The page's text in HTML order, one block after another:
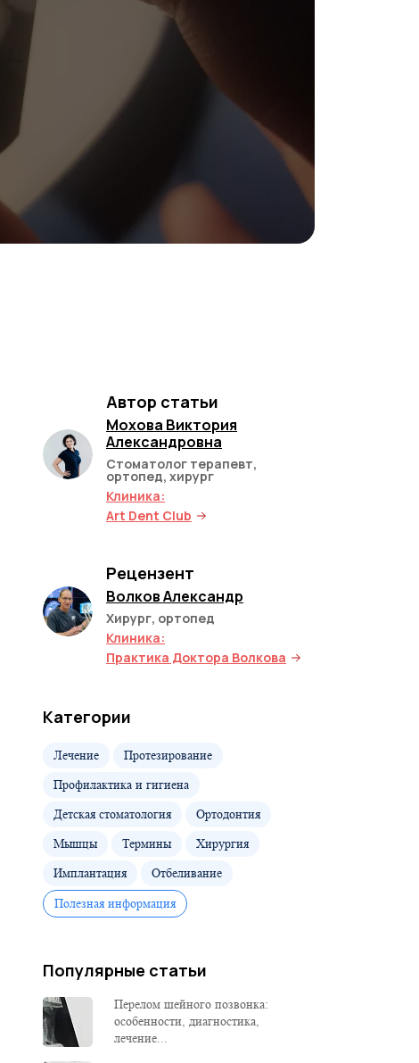
Автор статьи
Мохова Виктория
Александровна
Стоматолог терапевт,
ортопед, хирург
Клиника:
Art Dent Club
Рецензент
Волков Александр
Хирург, ортопед
Клиника:
Практика Доктора Волкова
Категории
Лечение Протезирование
Профилактика и гигиена
Детская стоматология Ортодонтия
Мышцы Термины Хирургия
Имплантация Отбеливание
Полезная информация
Популярные статьи
Перелом шейного позвонка:
особенности, диагностика,
лечение...